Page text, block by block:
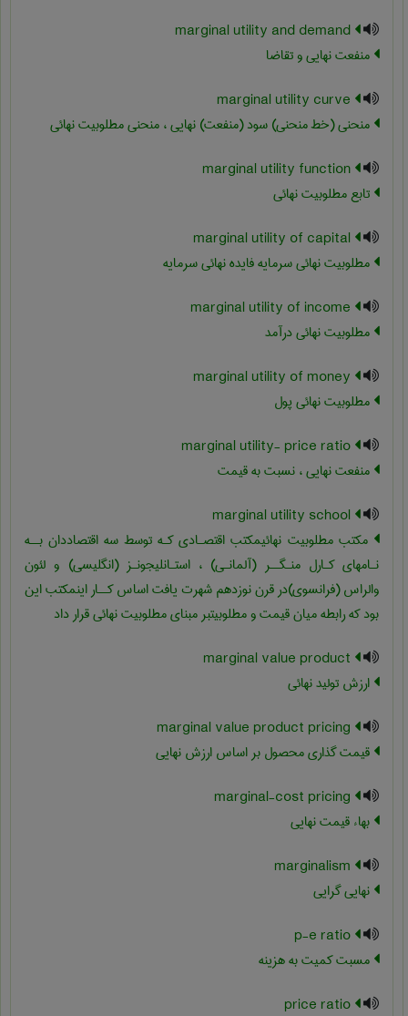
منفعت نهایی و تقاضا
منحنی (خط منحنی) سود (منفعت) نهایی ، منحنی مطلوبیت نهائی
تابع مطلوبیت نهائی
مطلوبیت نهائی سرمایه فایده نهائی سرمایه
مطلوبیت نهائی درآمد
مطلوبیت نهائی پول
منفعت نهایی ، نسبت به قیمت
مکتب مطلوبیت نهائیمکتب اقتصـادی کـه توسط سه اقتصاددان بــه
نـامهای کـارل منـگــر (آلمانـی) ، استـانلیجونـز (انگلیسی) و لئون
والراس (فرانسوی)در قرن نوزدهم شهرت یافت اساس کــار اینمکتب این
بود که رابطه میان قیمت و مطلوبیتبر مبنای مطلوبیت نهائی قرار داد
ارزش تولید نهائی
قیمت گذاری محصول بر اساس ارزش نهایی
بهاء قیمت نهایی
نهایی گرایی
مسبت کمیت به هزینه